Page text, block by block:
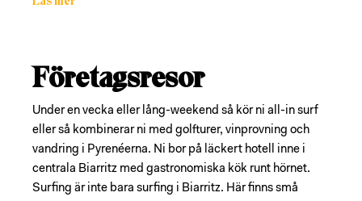
Företagsresor
Under en vecka eller lång-weekend så kör ni all-in surf
eller så kombinerar ni med golfturer, vinprovning och
vandring i Pyrenéerna. Ni bor på läckert hotell inne i
centrala Biarritz med gastronomiska kök runt hörnet.
Surfing är inte bara surfing i Biarritz. Här finns små